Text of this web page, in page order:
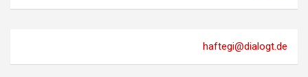
haftegi@dialogt.de